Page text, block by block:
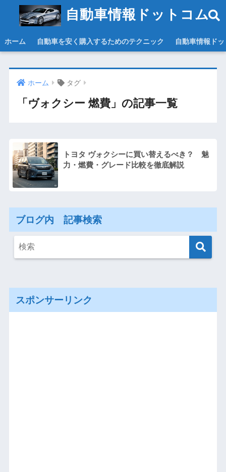
自動車情報ドットコム
ホーム 自動車を安く購入するためのテクニック 自動車情報ド
ホーム タグ
「ヴォクシー 燃費」の記事一覧
トヨタ ヴォクシーに買い替えるべき？ 魅
力・燃費・グレード比較を徹底解説
ブログ内 記事検索
スポンサーリンク